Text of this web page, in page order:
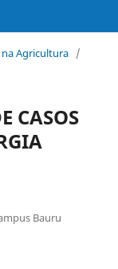
na Agricultura /
CASOS
Bauru